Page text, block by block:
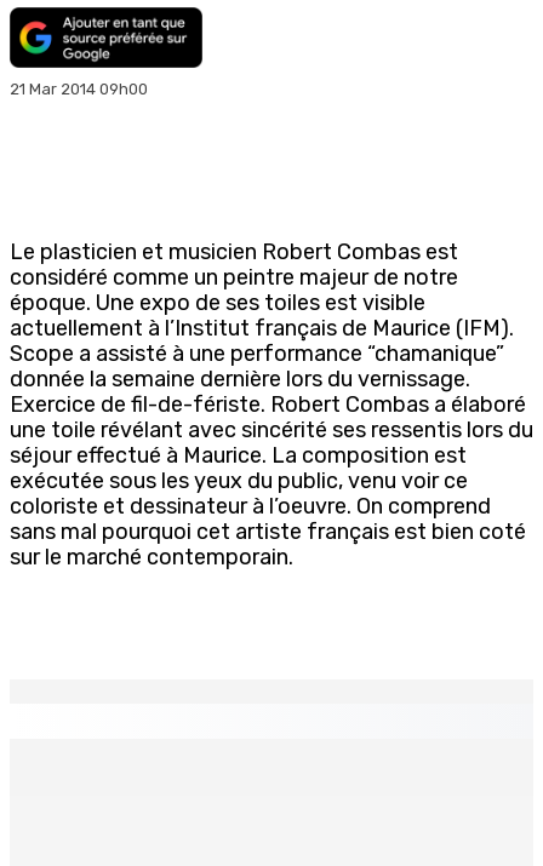
21 Mar 2014 09h00
Le plasticien et musicien Robert Combas est
considéré comme un peintre majeur de notre
époque. Une expo de ses toiles est visible
actuellement à l’Institut français de Maurice (IFM).
Scope a assisté à une performance “chamanique”
donnée la semaine dernière lors du vernissage.
Exercice de fil-de-fériste. Robert Combas a élaboré
une toile révélant avec sincérité ses ressentis lors du
séjour effectué à Maurice. La composition est
exécutée sous les yeux du public, venu voir ce
coloriste et dessinateur à l’oeuvre. On comprend
sans mal pourquoi cet artiste français est bien coté
sur le marché contemporain.